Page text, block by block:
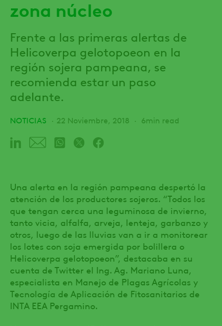
zona núcleo
Frente a las primeras alertas de
Helicoverpa gelotopoeon en la
región sojera pampeana, se
recomienda estar un paso
adelante.
NOTICIAS 22 Noviembre, 2018 6min read
Una alerta en la región pampeana despertó la
atención de los productores sojeros. “Todos los
que tengan cerca una leguminosa de invierno,
tanto vicia, alfalfa, arveja, lenteja, garbanzo y
otros, luego de las lluvias van a ir a monitorear
los lotes con soja emergida por bolillera o
Helicoverpa gelotopoeon”, destacaba en su
cuenta de Twitter el Ing. Ag. Mariano Luna,
especialista en Manejo de Plagas Agrícolas y
Tecnología de Aplicación de Fitosanitarios de
INTA EEA Pergamino.